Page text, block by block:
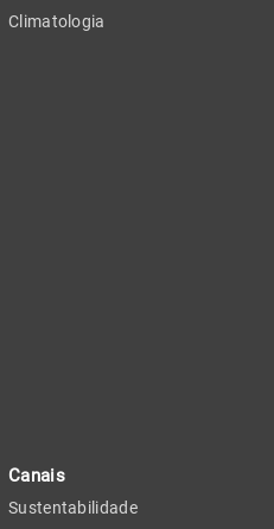
Climatologia
Canais
Sustentabilidade